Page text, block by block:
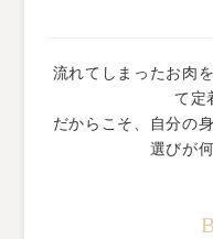
流れてしまったお肉
て定
だからこそ、自分の
選びが